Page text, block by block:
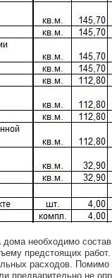
необходимо
предстоящих
расходов. Помимо
предварительно не